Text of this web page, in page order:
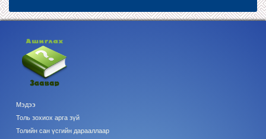
Мэдээ
Толь зохиох арга зүй
Толийн сан үсгийн дарааллаар